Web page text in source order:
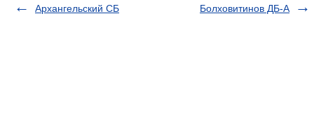
Архангельский СБ Болховитинов ДБ-А